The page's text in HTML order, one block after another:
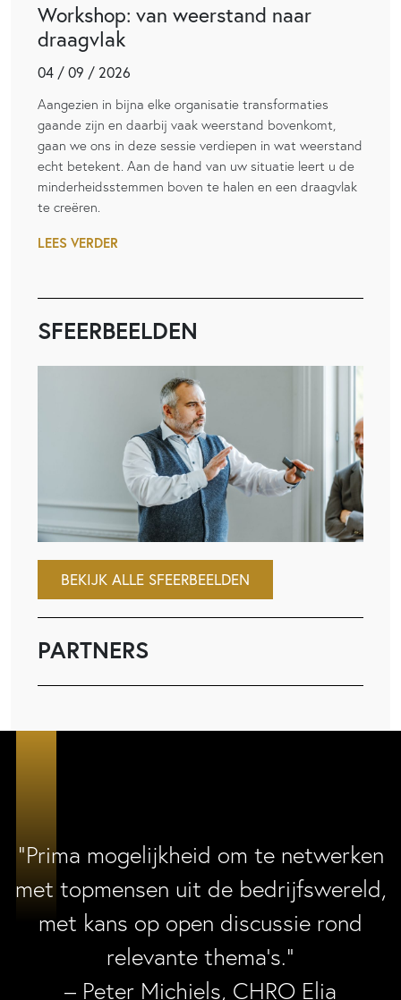
Workshop: van weerstand naar
draagvlak
04 / 09 / 2026
Aangezien in bijna elke organisatie transformaties
gaande zijn en daarbij vaak weerstand bovenkomt,
gaan we ons in deze sessie verdiepen in wat weerstand
echt betekent. Aan de hand van uw situatie leert u de
minderheidsstemmen boven te halen en een draagvlak
te creëren.
LEES VERDER
SFEERBEELDEN
BEKIJK ALLE SFEERBEELDEN
PARTNERS
“Prima mogelijkheid om te netwerken
met topmensen uit de bedrijfswereld,
met kans op open discussie rond
relevante thema’s.”
– Peter Michiels, CHRO Elia